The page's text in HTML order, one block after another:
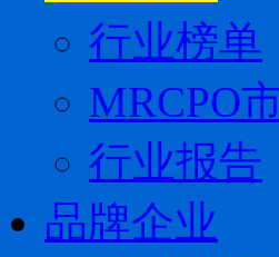
行业榜单
MRCPO
行业报告
品牌企业